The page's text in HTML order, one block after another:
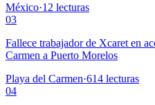
México·12 lecturas
03
Fallece trabajador de Xcaret en
Carmen a Puerto Morelos
Playa del Carmen·614 lecturas
04